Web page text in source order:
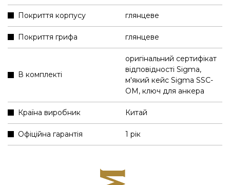
Покриття корпусу глянцеве
Покриття грифа глянцеве
В комплекті
оригінальний сертифікат
відповідності Sigma,
м'який кейс Sigma SSC-
OM, ключ для анкера
Країна виробник Китай
Офіційна гарантія 1 рік